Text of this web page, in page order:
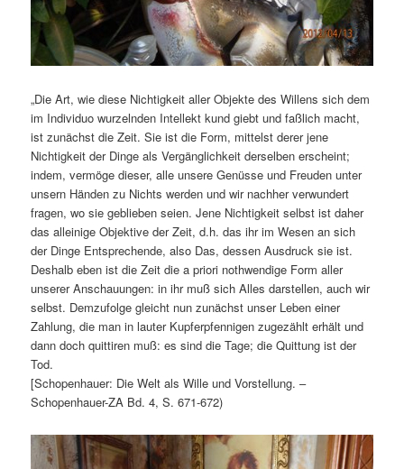
„Die Art, wie diese Nichtigkeit aller Objekte des Willens sich dem
im Individuo wurzelnden Intellekt kund giebt und faßlich macht,
ist zunächst die Zeit. Sie ist die Form, mittelst derer jene
Nichtigkeit der Dinge als Vergänglichkeit derselben erscheint;
indem, vermöge dieser, alle unsere Genüsse und Freuden unter
unsern Händen zu Nichts werden und wir nachher verwundert
fragen, wo sie geblieben seien. Jene Nichtigkeit selbst ist daher
das alleinige Objektive der Zeit, d.h. das ihr im Wesen an sich
der Dinge Entsprechende, also Das, dessen Ausdruck sie ist.
Deshalb eben ist die Zeit die a priori nothwendige Form aller
unserer Anschauungen: in ihr muß sich Alles darstellen, auch wir
selbst. Demzufolge gleicht nun zunächst unser Leben einer
Zahlung, die man in lauter Kupferpfennigen zugezählt erhält und
dann doch quittiren muß: es sind die Tage; die Quittung ist der
Tod.
[Schopenhauer: Die Welt als Wille und Vorstellung. –
Schopenhauer-ZA Bd. 4, S. 671-672)